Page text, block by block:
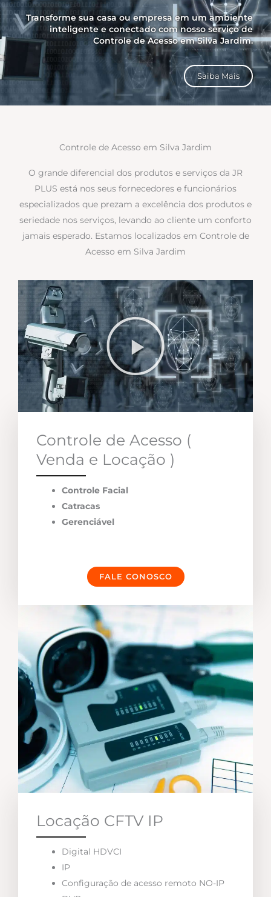
Transforme sua casa ou empresa em um ambiente
inteligente e conectado com nosso serviço de
Controle de Acesso em Silva Jardim.
Saiba Mais
Controle de Acesso em Silva Jardim
O grande diferencial dos produtos e serviços da JR
PLUS está nos seus fornecedores e funcionários
especializados que prezam a excelência dos produtos e
seriedade nos serviços, levando ao cliente um conforto
jamais esperado. Estamos localizados em Controle de
Acesso em Silva Jardim
Controle de Acesso (
Venda e Locação )
Controle Facial
Catracas
Gerenciável
FALE CONOSCO
Locação CFTV IP
Digital HDVCI
IP
Configuração de acesso remoto NO-IP